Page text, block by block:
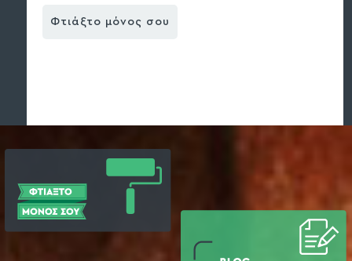
Φτιάξτο μόνος σου